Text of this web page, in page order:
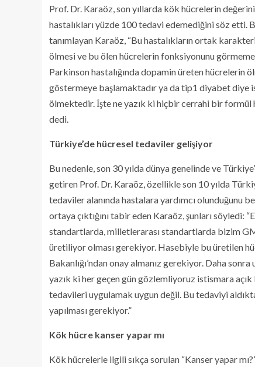
Prof. Dr. Karaöz, son yıllarda kök hücrelerin
hastalıkları yüzde 100 tedavi edemediğini söz etti.
tanımlayan Karaöz, “Bu hastalıkların ortak
ölmesi ve bu ölen hücrelerin fonksiyonunu
Parkinson hastalığında dopamin üreten hücrelerin
göstermeye başlamaktadır ya da tip1 diyabet diye
ölmektedir. İşte ne yazık ki hiçbir cerrahi bir
dedi.
Türkiye’de hücresel tedaviler gelişiyor
Bu nedenle, son 30 yılda dünya genelinde ve
getiren Prof. Dr. Karaöz, özellikle son 10 yılda
tedaviler alanında hastalara yardımcı
ortaya çıktığını tabir eden Karaöz, şunları
standartlarda, milletlerarası standartlarda bizim
üretiliyor olması gerekiyor. Hasebiyle bu üretilen
Bakanlığı’ndan onay almanız gerekiyor. Daha
yazık ki her geçen gün gözlemliyoruz istismara
tedavileri uygulamak uygun değil. Bu tedaviyi
yapılması gerekiyor.”
Kök hücre kanser yapar mı
Kök hücrelerle ilgili sıkça sorulan “Kanser yapar